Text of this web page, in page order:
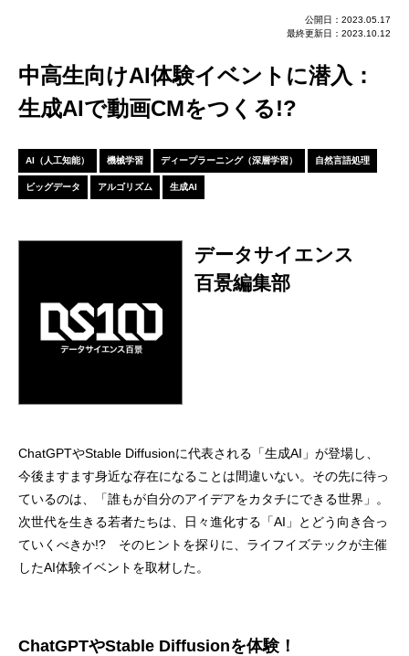
公開日：2023.05.17
最終更新日：2023.10.12
中高生向けAI体験イベントに潜入：
生成AIで動画CMをつくる!?
AI（人工知能） 機械学習 ディープラーニング（深層学習） 自然言語処理
ビッグデータ アルゴリズム 生成AI
データサイエンス
百景編集部
ChatGPTやStable Diffusionに代表される「生成AI」が登場し、
今後ますます身近な存在になることは間違いない。その先に待っ
ているのは、「誰もが自分のアイデアをカタチにできる世界」。
次世代を生きる若者たちは、日々進化する「AI」とどう向き合っ
ていくべきか!? そのヒントを探りに、ライフイズテックが主催
したAI体験イベントを取材した。
ChatGPTやStable Diffusionを体験！